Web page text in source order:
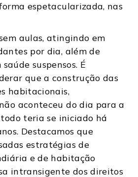
espetacularizada, nas
aulas, atingindo em
por dia, além de
suspensos. É
que a construção das
habitacionais,
aconteceu do dia para a
todo teria se iniciado há
Destacamos que
estratégias de
e de habitação
intransigente dos direitos